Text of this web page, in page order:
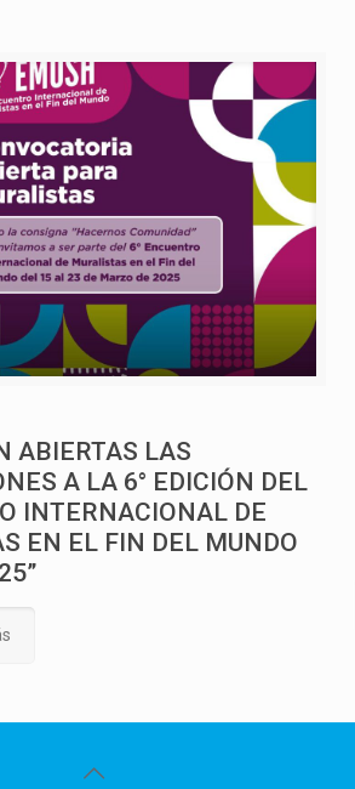
ABIERTAS LAS
A LA 6° EDICIÓN DEL
INTERNACIONAL DE
EN EL FIN DEL MUNDO